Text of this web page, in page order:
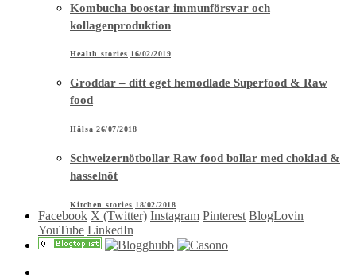
Kombucha boostar immunförsvar och
kollagenproduktion
Health stories 16/02/2019
Groddar – ditt eget hemodlade Superfood & Raw
food
Hälsa 26/07/2018
Schweizernötbollar Raw food bollar med choklad &
hasselnöt
Kitchen stories 18/02/2018
Facebook X (Twitter) Instagram Pinterest BlogLovin
YouTube LinkedIn